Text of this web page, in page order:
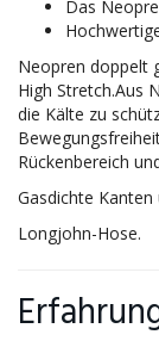
Das
Neopren doppelt
High Stretch.Aus
die Kälte zu
Rückenbereich
Gasdichte
Longjohn-Hose.